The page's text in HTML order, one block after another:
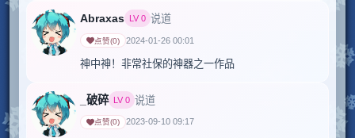
Abraxas LV0 说道
点赞(0) 2024-01-26 00:01
神中神！非常社保的神器之一作品
_破碎 LV0 说道
点赞(0) 2023-09-10 09:17